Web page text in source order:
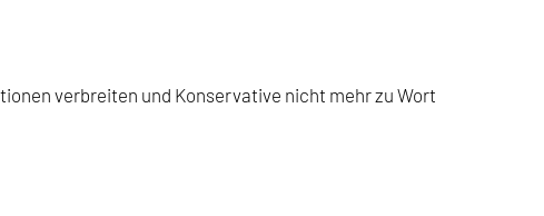
verbreiten und Konservative nicht mehr zu Wort